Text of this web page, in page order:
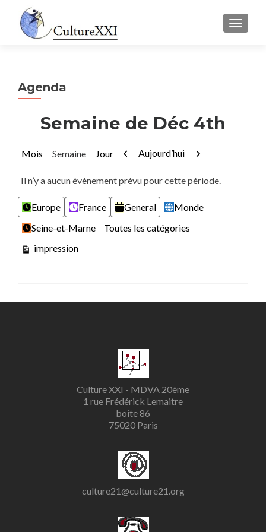
Agenda
Semaine de Déc 4th
Mois Semaine Jour Précédent
Aujourd’hui Suivant
Il n’y a aucun évènement prévu pour cette période.
Catégories
Europe France General
Monde
Seine-et-Marne
Toutes les catégories
Vue
impression
Culture XXI - MDVA 20ème
1 rue Frédérick Lemaitre
boite 86
75020 Paris
culture21@culture21.org